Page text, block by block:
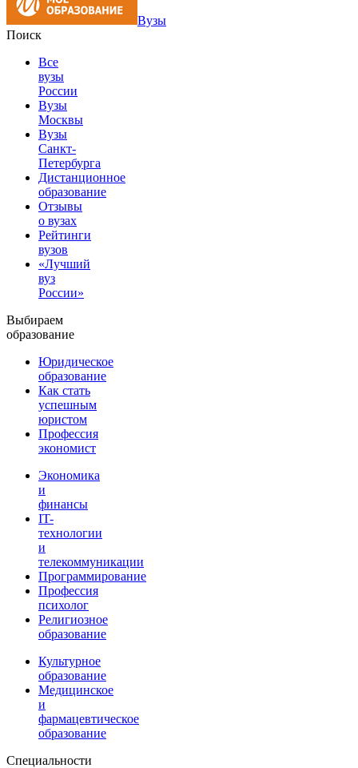
Вузы
Поиск
Все
вузы
России
Вузы
Москвы
Вузы
Санкт-
Петербурга
Дистанционное
образование
Отзывы
о вузах
Рейтинги
вузов
«Лучший
вуз
России»
Выбираем
образование
Юридическое
образование
Как стать
успешным
юристом
Профессия
экономист
Экономика
и
финансы
IT-
технологии
и
телекоммуникации
Программирование
Профессия
психолог
Религиозное
образование
Культурное
образование
Медицинское
и
фармацевтическое
образование
Специальности